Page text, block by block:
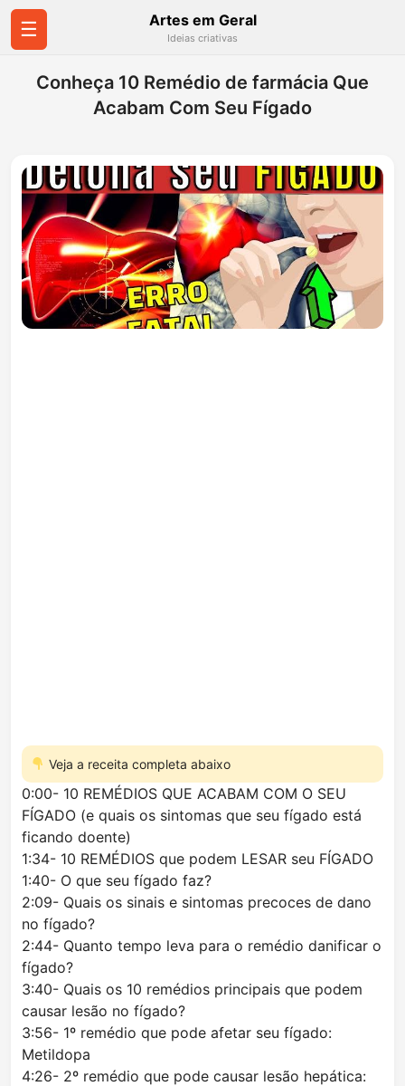
☰ Artes em Geral
Ideias criativas
Conheça 10 Remédio de farmácia Que
Acabam Com Seu Fígado
Veja a receita completa abaixo
0:00- 10 REMÉDIOS QUE ACABAM COM O SEU
FÍGADO (e quais os sintomas que seu fígado está
ficando doente)
1:34- 10 REMÉDIOS que podem LESAR seu FÍGADO
1:40- O que seu fígado faz?
2:09- Quais os sinais e sintomas precoces de dano
no fígado?
2:44- Quanto tempo leva para o remédio danificar o
fígado?
3:40- Quais os 10 remédios principais que podem
causar lesão no fígado?
3:56- 1º remédio que pode afetar seu fígado:
Metildopa
4:26- 2º remédio que pode causar lesão hepática: